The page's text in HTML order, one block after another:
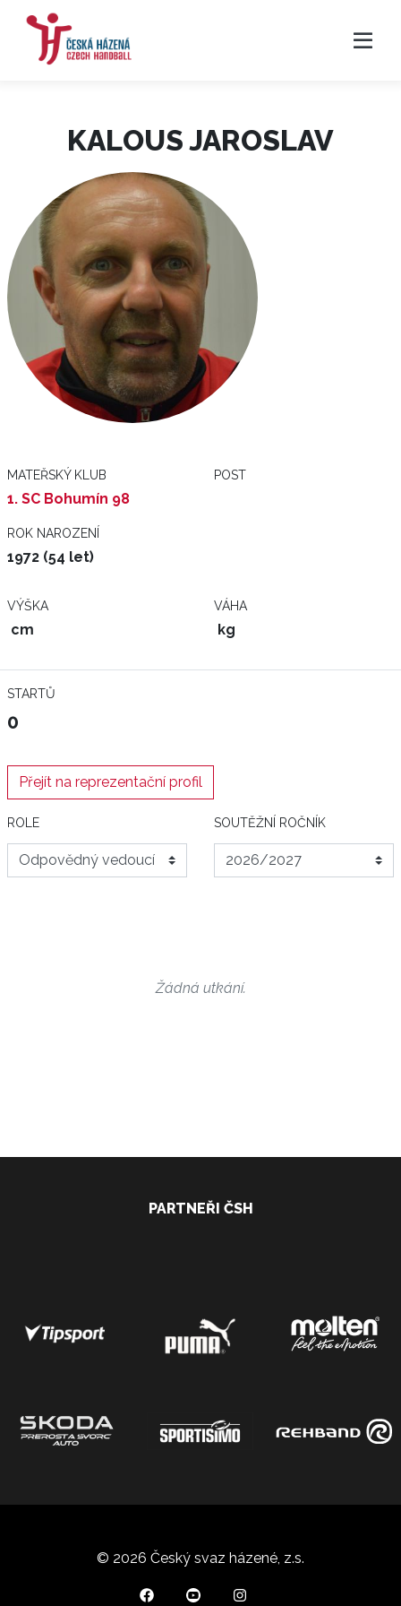
KALOUS JAROSLAV
MATEŘSKÝ KLUB
1. SC Bohumín 98
POST
ROK NAROZENÍ
1972 (54 let)
VÝŠKA
cm
VÁHA
kg
STARTŮ
0
Přejít na reprezentační profil
ROLE SOUTĚŽNÍ ROČNÍK
Žádná utkání.
PARTNEŘI ČSH
© 2026 Český svaz házené, z.s.